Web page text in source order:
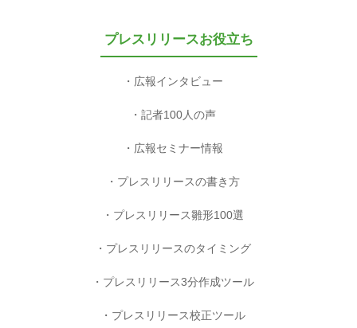
プレスリリースお役立ち
広報インタビュー
記者100人の声
広報セミナー情報
プレスリリースの書き方
プレスリリース雛形100選
プレスリリースのタイミング
プレスリリース3分作成ツール
プレスリリース校正ツール